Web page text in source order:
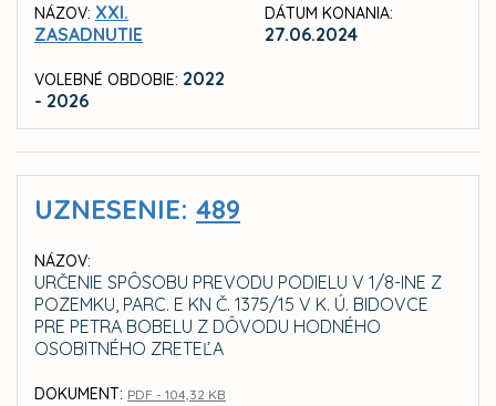
NÁZOV: XXI.
ZASADNUTIE
VOLEBNÉ OBDOBIE: 2022
- 2026
DÁTUM KONANIA:
27.06.2024
UZNESENIE: 489
NÁZOV:
URČENIE SPÔSOBU PREVODU PODIELU V 1/8-INE Z
POZEMKU, PARC. E KN Č. 1375/15 V K. Ú. BIDOVCE
PRE PETRA BOBELU Z DÔVODU HODNÉHO
OSOBITNÉHO ZRETEĽA
DOKUMENT: PDF - 104,32 KB